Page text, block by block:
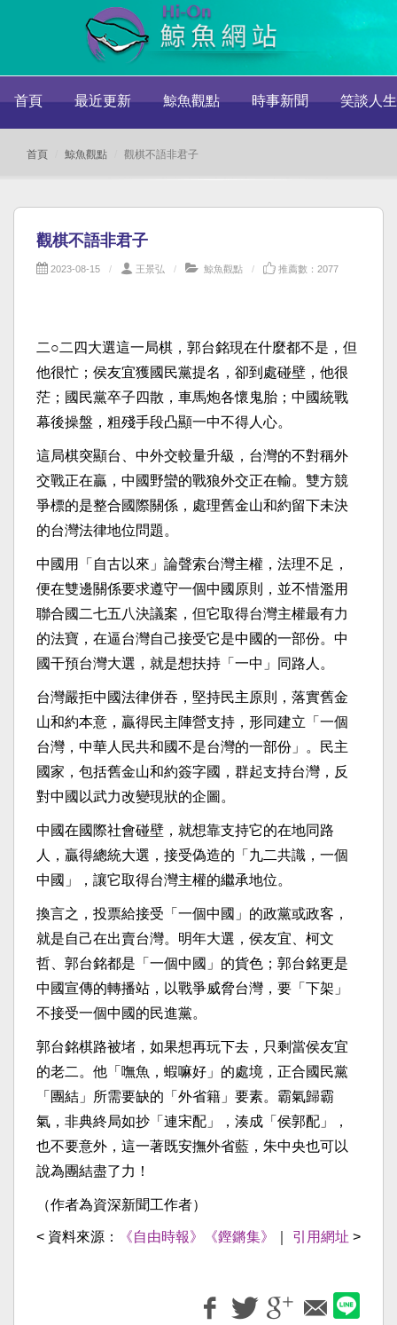
首頁 最近更新 鯨魚觀點 時事新聞 笑談人生
首頁 鯨魚觀點 觀棋不語非君子
觀棋不語非君子
2023-08-15 王景弘 鯨魚觀點 推薦數：2077
二○二四大選這一局棋，郭台銘現在什麼都不是，但
他很忙；侯友宜獲國民黨提名，卻到處碰壁，他很
茫；國民黨卒子四散，車馬炮各懷鬼胎；中國統戰
幕後操盤，粗殘手段凸顯一中不得人心。
這局棋突顯台、中外交較量升級，台灣的不對稱外
交戰正在贏，中國野蠻的戰狼外交正在輸。雙方競
爭標的是整合國際關係，處理舊金山和約留下未決
的台灣法律地位問題。
中國用「自古以來」論聲索台灣主權，法理不足，
便在雙邊關係要求遵守一個中國原則，並不惜濫用
聯合國二七五八決議案，但它取得台灣主權最有力
的法寶，在逼台灣自己接受它是中國的一部份。中
國干預台灣大選，就是想扶持「一中」同路人。
台灣嚴拒中國法律併吞，堅持民主原則，落實舊金
山和約本意，贏得民主陣營支持，形同建立「一個
台灣，中華人民共和國不是台灣的一部份」。民主
國家，包括舊金山和約簽字國，群起支持台灣，反
對中國以武力改變現狀的企圖。
中國在國際社會碰壁，就想靠支持它的在地同路
人，贏得總統大選，接受偽造的「九二共識，一個
中國」，讓它取得台灣主權的繼承地位。
換言之，投票給接受「一個中國」的政黨或政客，
就是自己在出賣台灣。明年大選，侯友宜、柯文
哲、郭台銘都是「一個中國」的貨色；郭台銘更是
中國宣傳的轉播站，以戰爭威脅台灣，要「下架」
不接受一個中國的民進黨。
郭台銘棋路被堵，如果想再玩下去，只剩當侯友宜
的老二。他「嘸魚，蝦嘛好」的處境，正合國民黨
「團結」所需要缺的「外省籍」要素。霸氣歸霸
氣，非典終局如抄「連宋配」，湊成「侯郭配」，
也不要意外，這一著既安撫外省藍，朱中央也可以
說為團結盡了力！
（作者為資深新聞工作者）
< 資料來源： 《自由時報》《鏗鏘集》 引用網址 >